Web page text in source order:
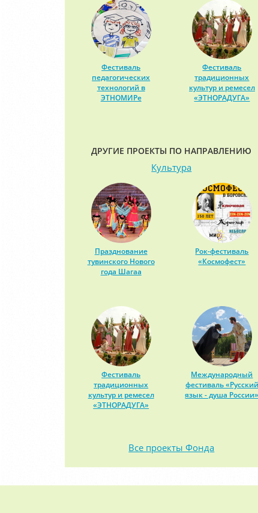
Фестиваль
педагогических
технологий в
ЭТНОМИРе
Фестиваль
традиционных
культур и ремесел
«ЭТНОРАДУГА»
ДРУГИЕ ПРОЕКТЫ ПО НАПРАВЛЕНИЮ
Культура
Празднование
тувинского Нового
года Шагаа
Рок-фестиваль
«Космофест»
Фестиваль
традиционных
культур и ремесел
«ЭТНОРАДУГА»
Международный
фестиваль «Русский
язык - душа России»
Все проекты Фонда